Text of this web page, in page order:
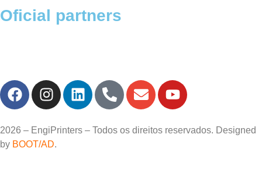
Oficial partners
2026 – EngiPrinters – Todos os direitos reservados. Designed
by BOOT/AD.